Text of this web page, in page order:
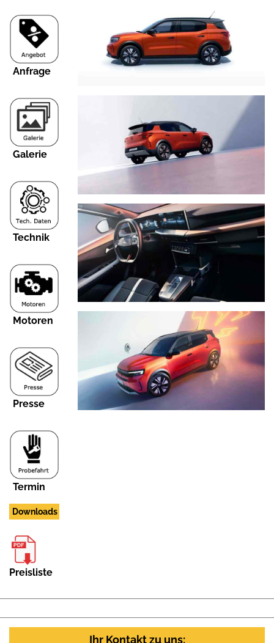
Anfrage
Galerie
Technik
Motoren
Presse
Termin
Downloads
Preisliste
Ihr Kontakt zu uns: